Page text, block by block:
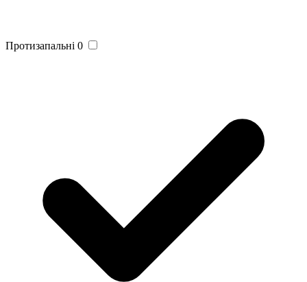
Протизапальні 0